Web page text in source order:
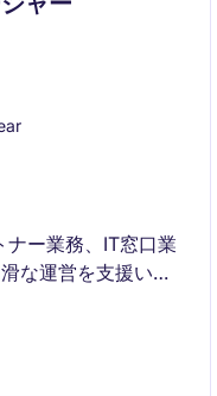
ナー業務、IT窓口業
な運営を支援いた
スの改善に貢献で